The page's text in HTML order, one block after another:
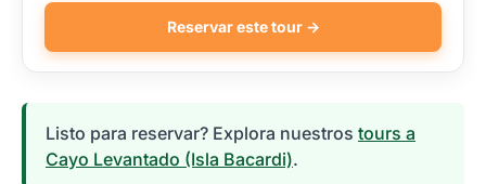
Reservar este tour →
Listo para reservar? Explora nuestros tours a
Cayo Levantado (Isla Bacardi).